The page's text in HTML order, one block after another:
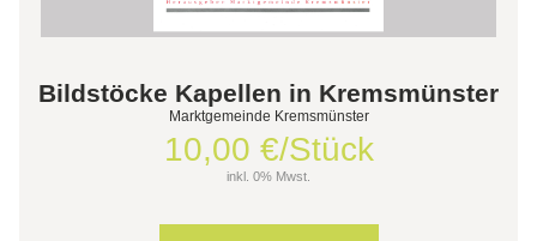
Bildstöcke Kapellen in Kremsmünster
Marktgemeinde Kremsmünster
10,00 €/Stück
inkl. 0% Mwst.